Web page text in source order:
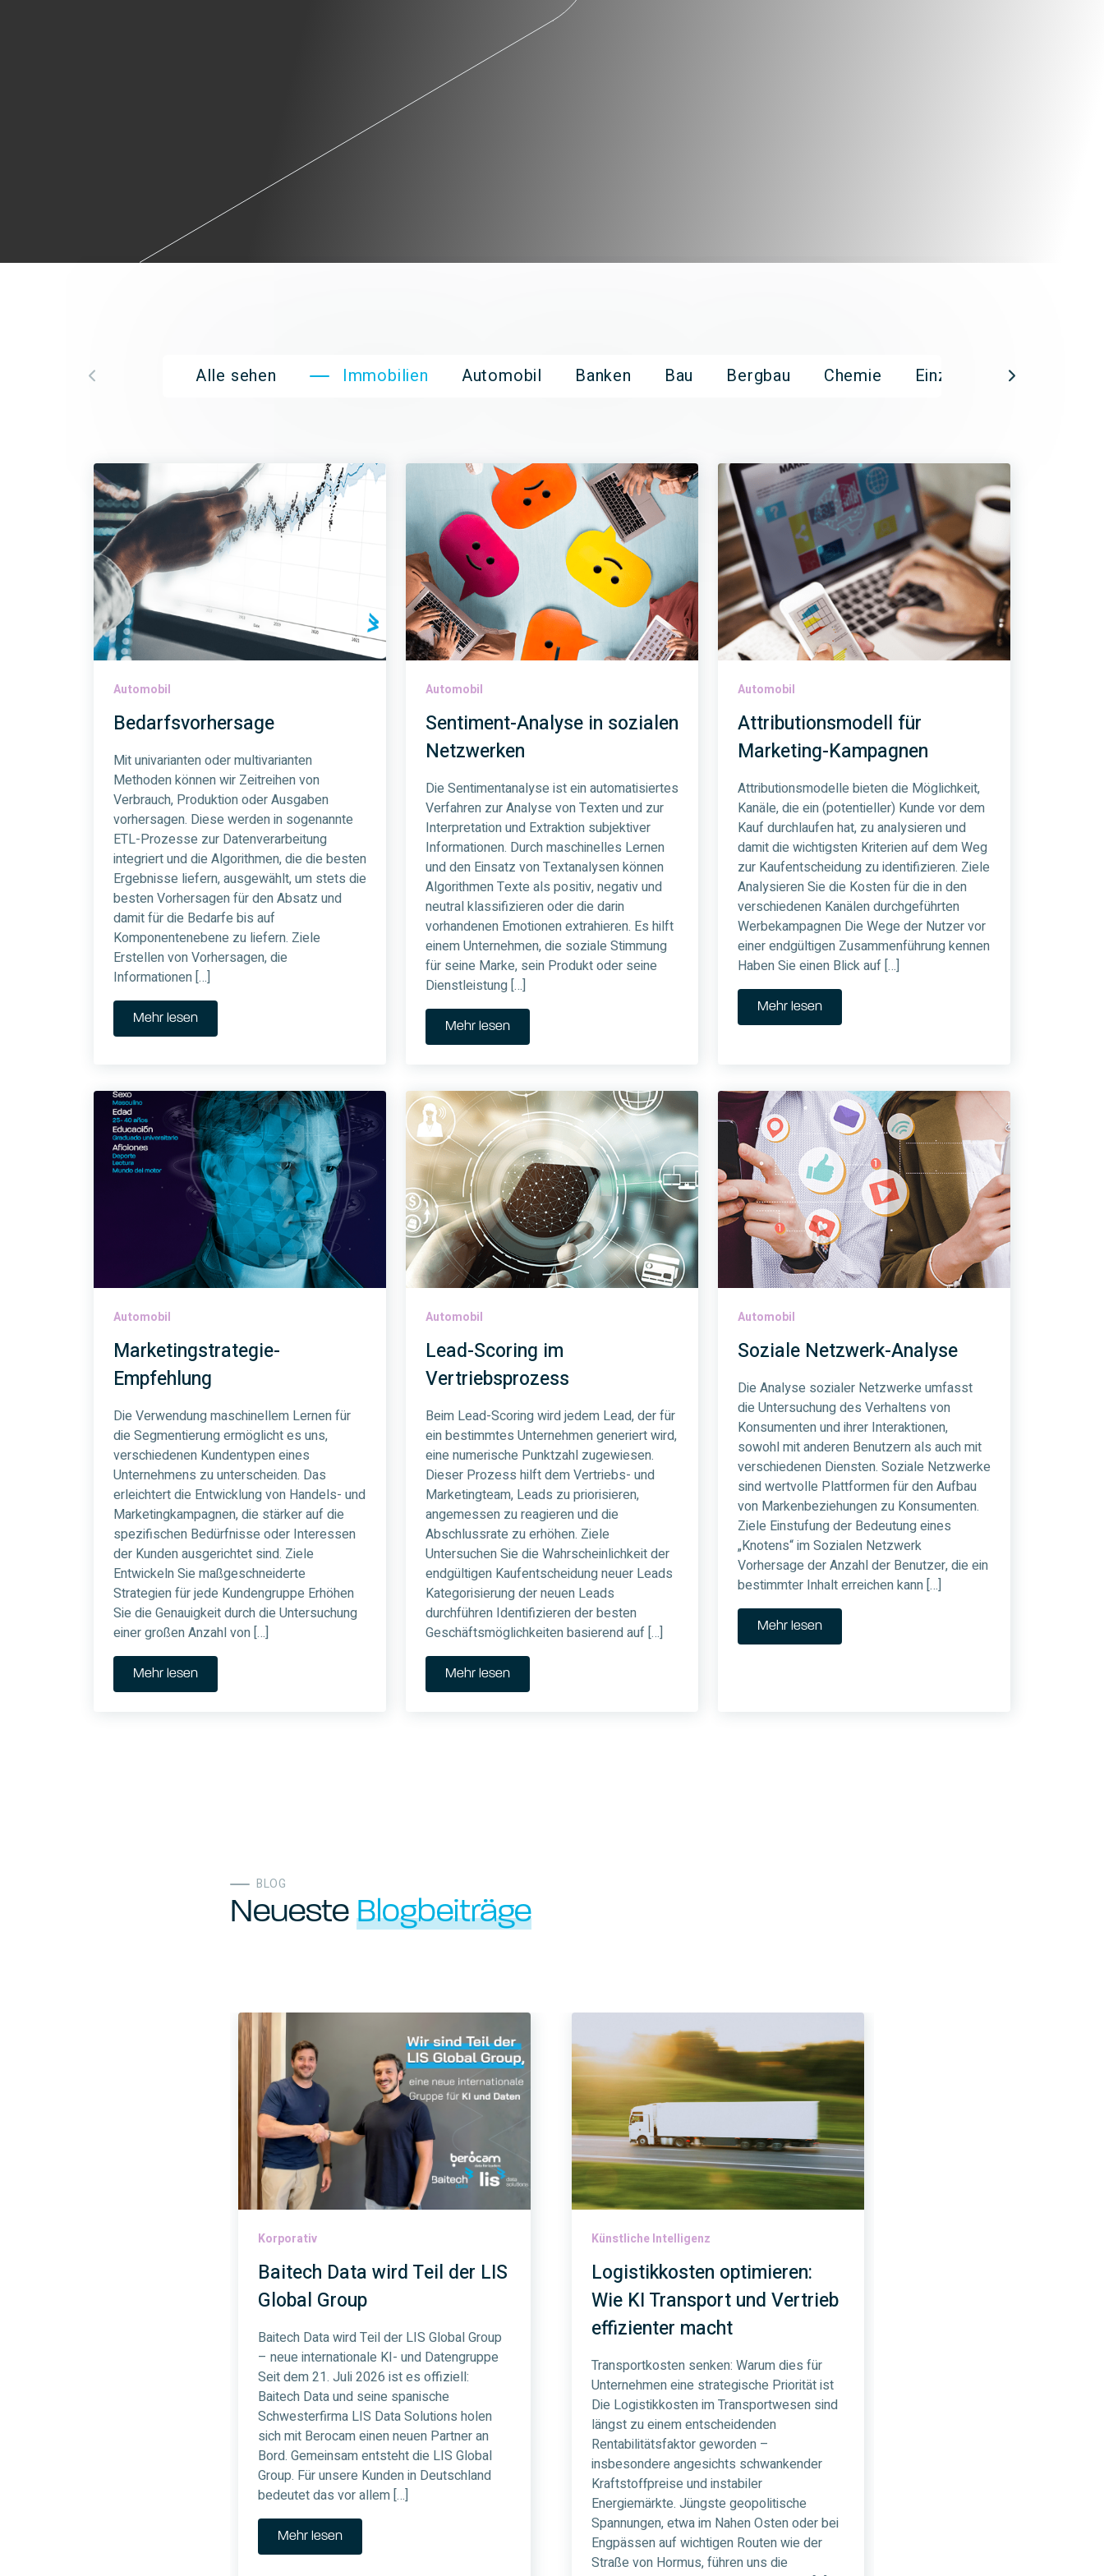
Alle sehen Immobilien Automobil Banken Bau Bergbau Chemie Einzelhandel
Automobil
Bedarfsvorhersage
Mit univarianten oder multivarianten
Methoden können wir Zeitreihen von
Verbrauch, Produktion oder Ausgaben
vorhersagen. Diese werden in sogenannte
ETL-Prozesse zur Datenverarbeitung
integriert und die Algorithmen, die die besten
Ergebnisse liefern, ausgewählt, um stets die
besten Vorhersagen für den Absatz und
damit für die Bedarfe bis auf
Komponentenebene zu liefern. Ziele
Erstellen von Vorhersagen, die
Informationen […]
Mehr lesen
Automobil
Sentiment-Analyse in sozialen
Netzwerken
Die Sentimentanalyse ist ein automatisiertes
Verfahren zur Analyse von Texten und zur
Interpretation und Extraktion subjektiver
Informationen. Durch maschinelles Lernen
und den Einsatz von Textanalysen können
Algorithmen Texte als positiv, negativ und
neutral klassifizieren oder die darin
vorhandenen Emotionen extrahieren. Es hilft
einem Unternehmen, die soziale Stimmung
für seine Marke, sein Produkt oder seine
Dienstleistung […]
Mehr lesen
Automobil
Attributionsmodell für
Marketing-Kampagnen
Attributionsmodelle bieten die Möglichkeit,
Kanäle, die ein (potentieller) Kunde vor dem
Kauf durchlaufen hat, zu analysieren und
damit die wichtigsten Kriterien auf dem Weg
zur Kaufentscheidung zu identifizieren. Ziele
Analysieren Sie die Kosten für die in den
verschiedenen Kanälen durchgeführten
Werbekampagnen Die Wege der Nutzer vor
einer endgültigen Zusammenführung kennen
Haben Sie einen Blick auf […]
Mehr lesen
Automobil
Marketingstrategie-
Empfehlung
Die Verwendung maschinellem Lernen für
die Segmentierung ermöglicht es uns,
verschiedenen Kundentypen eines
Unternehmens zu unterscheiden. Das
erleichtert die Entwicklung von Handels- und
Marketingkampagnen, die stärker auf die
spezifischen Bedürfnisse oder Interessen
der Kunden ausgerichtet sind. Ziele
Entwickeln Sie maßgeschneiderte
Strategien für jede Kundengruppe Erhöhen
Sie die Genauigkeit durch die Untersuchung
einer großen Anzahl von […]
Mehr lesen
Automobil
Lead-Scoring im
Vertriebsprozess
Beim Lead-Scoring wird jedem Lead, der für
ein bestimmtes Unternehmen generiert wird,
eine numerische Punktzahl zugewiesen.
Dieser Prozess hilft dem Vertriebs- und
Marketingteam, Leads zu priorisieren,
angemessen zu reagieren und die
Abschlussrate zu erhöhen. Ziele
Untersuchen Sie die Wahrscheinlichkeit der
endgültigen Kaufentscheidung neuer Leads
Kategorisierung der neuen Leads
durchführen Identifizieren der besten
Geschäftsmöglichkeiten basierend auf […]
Mehr lesen
Automobil
Soziale Netzwerk-Analyse
Die Analyse sozialer Netzwerke umfasst
die Untersuchung des Verhaltens von
Konsumenten und ihrer Interaktionen,
sowohl mit anderen Benutzern als auch mit
verschiedenen Diensten. Soziale Netzwerke
sind wertvolle Plattformen für den Aufbau
von Markenbeziehungen zu Konsumenten.
Ziele Einstufung der Bedeutung eines
„Knotens“ im Sozialen Netzwerk
Vorhersage der Anzahl der Benutzer, die ein
bestimmter Inhalt erreichen kann […]
Mehr lesen
BLOG
Neueste Blogbeiträge
Korporativ
Baitech Data wird Teil der LIS
Global Group
Baitech Data wird Teil der LIS Global Group
– neue internationale KI- und Datengruppe
Seit dem 21. Juli 2026 ist es offiziell:
Baitech Data und seine spanische
Schwesterfirma LIS Data Solutions holen
sich mit Berocam einen neuen Partner an
Bord. Gemeinsam entsteht die LIS Global
Group. Für unsere Kunden in Deutschland
bedeutet das vor allem […]
Mehr lesen
Künstliche Intelligenz
Logistikkosten optimieren:
Wie KI Transport und Vertrieb
effizienter macht
Transportkosten senken: Warum dies für
Unternehmen eine strategische Priorität ist
Die Logistikkosten im Transportwesen sind
längst zu einem entscheidenden
Rentabilitätsfaktor geworden –
insbesondere angesichts schwankender
Kraftstoffpreise und instabiler
Energiemärkte. Jüngste geopolitische
Spannungen, etwa im Nahen Osten oder bei
Engpässen auf wichtigen Routen wie der
Straße von Hormus, führen uns die